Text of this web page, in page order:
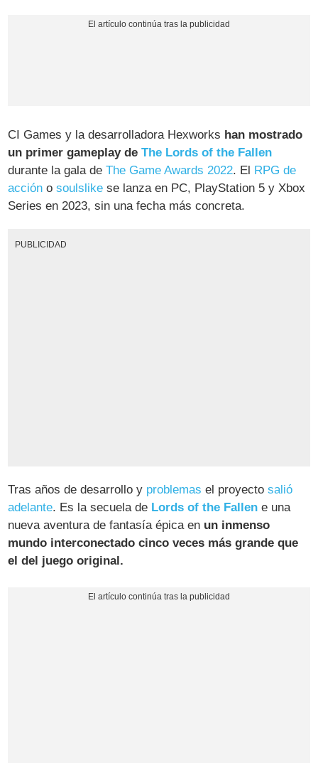
CI Games y la desarrolladora Hexworks han mostrado
un primer gameplay deThe Lords of the Fallen
durante la gala deThe Game Awards 2022. El RPG de
acción osoulslike se lanza en PC, PlayStation 5 y Xbox
Series en 2023, sin una fecha más concreta.
PUBLICIDAD
Tras años de desarrollo y problemas el proyectosalió
adelante. Es la secuela de Lords of the Fallen e una
nueva aventura de fantasía épica en un inmenso
mundo interconectado cinco veces más grande que
el del juego original.